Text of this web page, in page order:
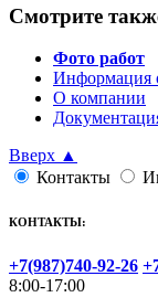
Смотрите
Фото работ
Информация
О компании
Вверх ▲
Контакты
КОНТАКТЫ:
+7(987)740-92-26
8:00-17:00